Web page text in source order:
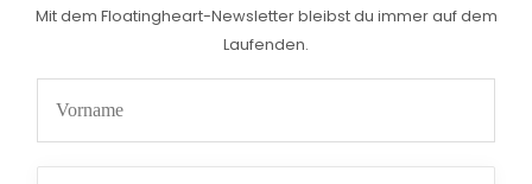
Mit dem Floatingheart-Newsletter bleibst du immer auf dem
Laufenden.